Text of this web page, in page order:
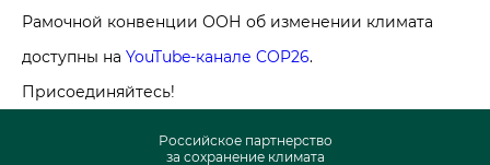
Рамочной конвенции ООН об изменении климата
доступны на YouTube-канале COP26.
Присоединяйтесь!
Российское партнерство
за сохранение климата